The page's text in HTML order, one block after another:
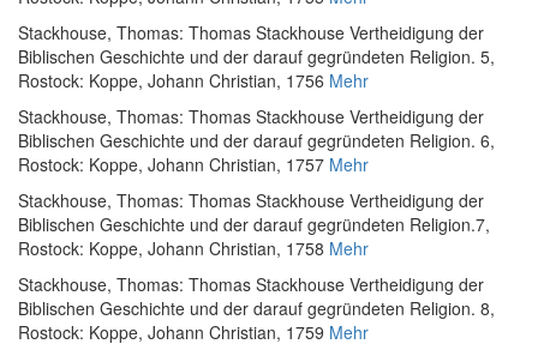
Stackhouse, Thomas: Thomas Stackhouse Vertheidigung der
Biblischen Geschichte und der darauf gegründeten Religion. 5,
Rostock: Koppe, Johann Christian, 1756 Mehr
Stackhouse, Thomas: Thomas Stackhouse Vertheidigung der
Biblischen Geschichte und der darauf gegründeten Religion. 6,
Rostock: Koppe, Johann Christian, 1757 Mehr
Stackhouse, Thomas: Thomas Stackhouse Vertheidigung der
Biblischen Geschichte und der darauf gegründeten Religion.7,
Rostock: Koppe, Johann Christian, 1758 Mehr
Stackhouse, Thomas: Thomas Stackhouse Vertheidigung der
Biblischen Geschichte und der darauf gegründeten Religion. 8,
Rostock: Koppe, Johann Christian, 1759 Mehr